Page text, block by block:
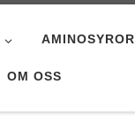
AMINOSYROR
OM OSS